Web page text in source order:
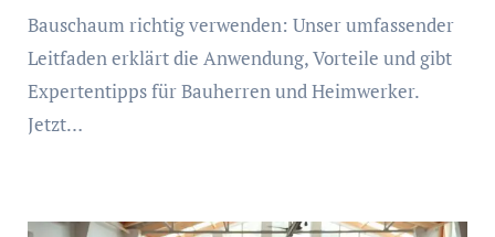
Bauschaum richtig verwenden: Unser umfassender
Leitfaden erklärt die Anwendung, Vorteile und gibt
Expertentipps für Bauherren und Heimwerker.
Jetzt…